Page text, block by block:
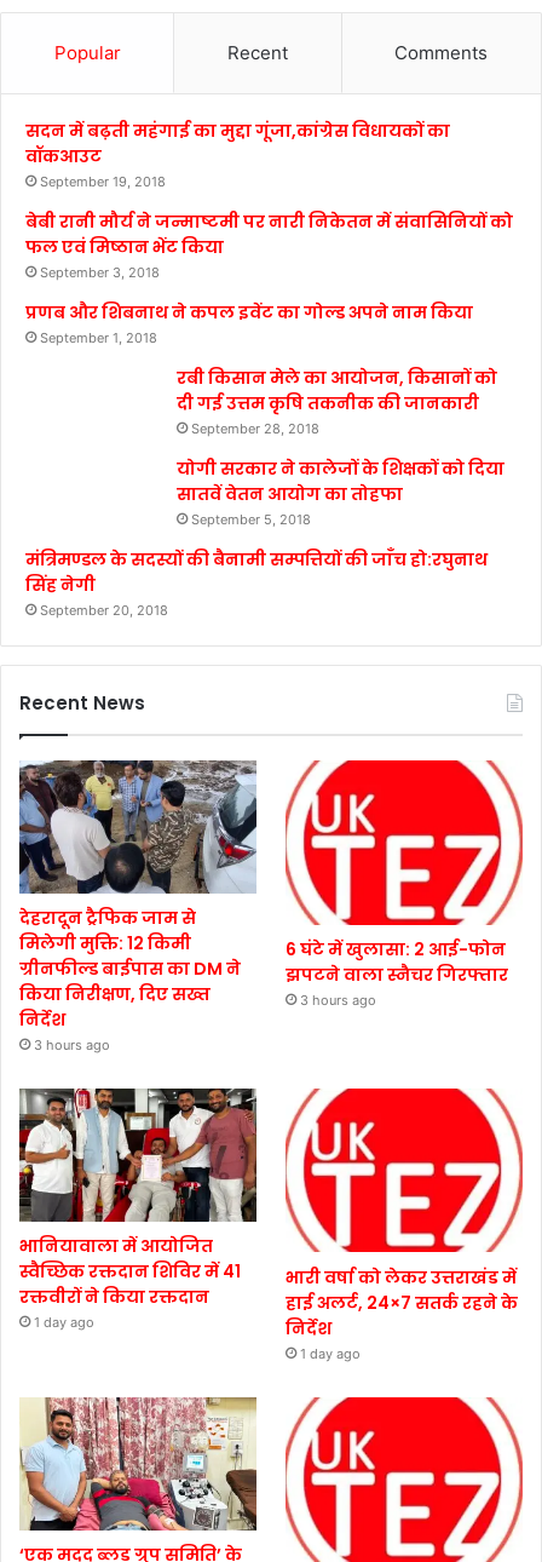
Popular Recent Comments
सदन में बढ़ती महंगाई का मुद्दा गूंजा,कांग्रेस विधायकों का
वॉकआउट
September 19, 2018
बेबी रानी मौर्य ने जन्माष्टमी पर नारी निकेतन में संवासिनियों को
फल एवं मिष्ठान भेंट किया
September 3, 2018
प्रणब और शिबनाथ ने कपल इवेंट का गोल्ड अपने नाम किया
September 1, 2018
रबी किसान मेले का आयोजन, किसानों को
दी गई उत्तम कृषि तकनीक की जानकारी
September 28, 2018
योगी सरकार ने कालेजों के शिक्षकों को दिया
सातवें वेतन आयोग का तोहफा
September 5, 2018
मंत्रिमण्डल के सदस्यों की बैनामी सम्पत्तियों की जाँच हो:रघुनाथ
सिंह नेगी
September 20, 2018
Recent News
देहरादून ट्रैफिक जाम से
मिलेगी मुक्ति: 12 किमी
ग्रीनफील्ड बाईपास का DM ने
किया निरीक्षण, दिए सख्त
निर्देश
3 hours ago
6 घंटे में खुलासा: 2 आई-फोन
झपटने वाला स्नैचर गिरफ्तार
3 hours ago
भानियावाला में आयोजित
स्वैच्छिक रक्तदान शिविर में 41
रक्तवीरों ने किया रक्तदान
1 day ago
भारी वर्षा को लेकर उत्तराखंड में
हाई अलर्ट, 24×7 सतर्क रहने के
निर्देश
1 day ago
‘एक मदद ब्लड ग्रुप समिति’ के